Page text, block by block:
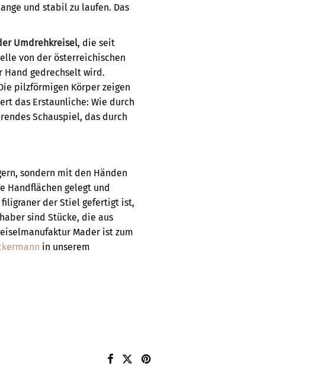
und stabil zu laufen. Das
Umdrehkreisel, die seit
von der österreichischen
Hand gedrechselt wird.
pilzförmigen Körper zeigen
das Erstaunliche: Wie durch
Schauspiel, das durch
sondern mit den Händen
Handflächen gelegt und
filigraner der Stiel gefertigt ist,
sind Stücke, die aus
Mader ist zum
in unserem